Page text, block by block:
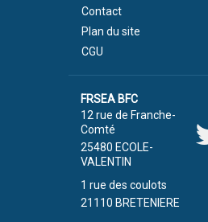
Contact
Plan du site
CGU
FRSEA BFC
12 rue de Franche-
Comté
25480 ECOLE-
VALENTIN
1 rue des coulots
21110 BRETENIERE